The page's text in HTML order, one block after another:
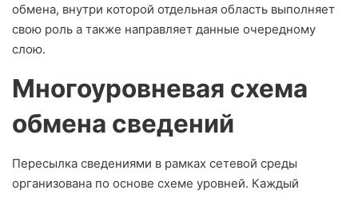
обмена, внутри которой отдельная область выполняет
свою роль а также направляет данные очередному
слою.
Многоуровневая схема
обмена сведений
Пересылка сведениями в рамках сетевой среды
организована по основе схеме уровней. Каждый